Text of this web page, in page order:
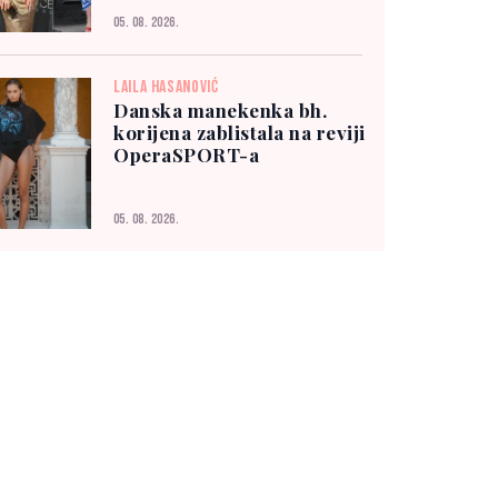
05. 08. 2026.
LAILA HASANOVIĆ
Danska manekenka bh.
korijena zablistala na reviji
OperaSPORT-a
05. 08. 2026.